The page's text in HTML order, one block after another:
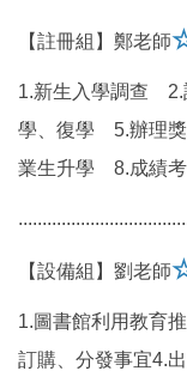
【註冊組】鄭老師
1.新生入學調查
學、復學 5.辦理
業生升學 8.成績
【設備組】劉老師
1.圖書館利用教育
訂購、分發事宜4.